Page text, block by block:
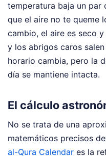
temperatura baja un par
que el aire no te queme
cambio, el aire es seco
y los abrigos caros
horario cambia, pero la
día se mantiene intacta.
El cálculo
No se trata de una
matemáticos precisos
al-Qura Calendar es la